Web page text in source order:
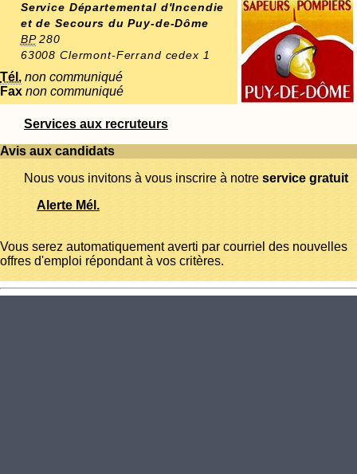
Service Départemental d'Incendie
et de Secours du Puy-de-Dôme
BP280
63008 Clermont-Ferrand cedex 1
Tél. non communiqué
Fax non communiqué
Services aux recruteurs
Avis aux candidats
Nous vous invitons à vous inscrire à notre service gratuit
Alerte Mél.
Vous serez automatiquement averti par courriel des nouvelles
offres d'emploi répondant à vos critères.